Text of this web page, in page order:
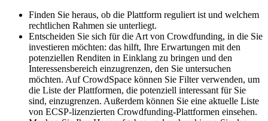
Finden Sie heraus, ob die Plattform reguliert ist und welchem
rechtlichen Rahmen sie unterliegt.
Entscheiden Sie sich für die Art von Crowdfunding, in die Sie
investieren möchten: das hilft, Ihre Erwartungen mit den
potenziellen Renditen in Einklang zu bringen und den
Interessensbereich einzugrenzen, den Sie untersuchen
möchten. Auf CrowdSpace können Sie Filter verwenden, um
die Liste der Plattformen, die potenziell interessant für Sie
sind, einzugrenzen. Außerdem können Sie eine aktuelle Liste
von ECSP-lizenzierten Crowdfunding-Plattformen einsehen.